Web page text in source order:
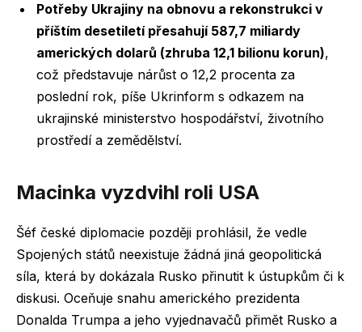
Potřeby Ukrajiny na obnovu a rekonstrukci v
příštím desetiletí přesahují 587,7 miliardy
amerických dolarů (zhruba 12,1 bilionu korun),
což představuje nárůst o 12,2 procenta za
poslední rok, píše Ukrinform s odkazem na
ukrajinské ministerstvo hospodářství, životního
prostředí a zemědělství.
Macinka vyzdvihl roli USA
Šéf české diplomacie později prohlásil, že vedle
Spojených států neexistuje žádná jiná geopolitická
síla, která by dokázala Rusko přinutit k ústupkům či k
diskusi. Oceňuje snahu amerického prezidenta
Donalda Trumpa a jeho vyjednavačů přimět Rusko a